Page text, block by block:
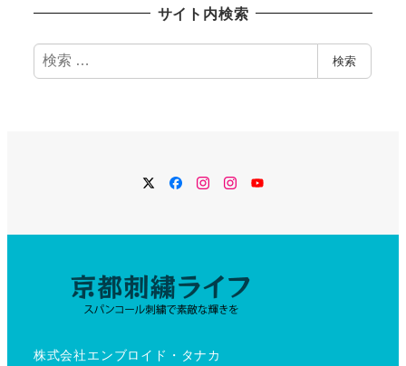
サイト内検索
検
索
検索
TwitterFacebook
Instagram
Instagram
YouTube
株式会社エンブロイド・タナカ